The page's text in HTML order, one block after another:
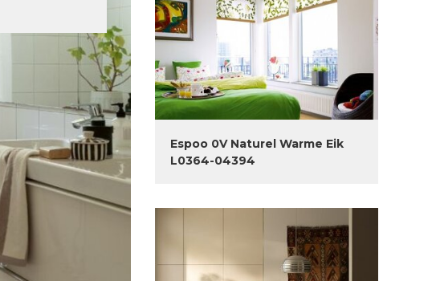
Espoo 0V Naturel Warme Eik
L0364-04394